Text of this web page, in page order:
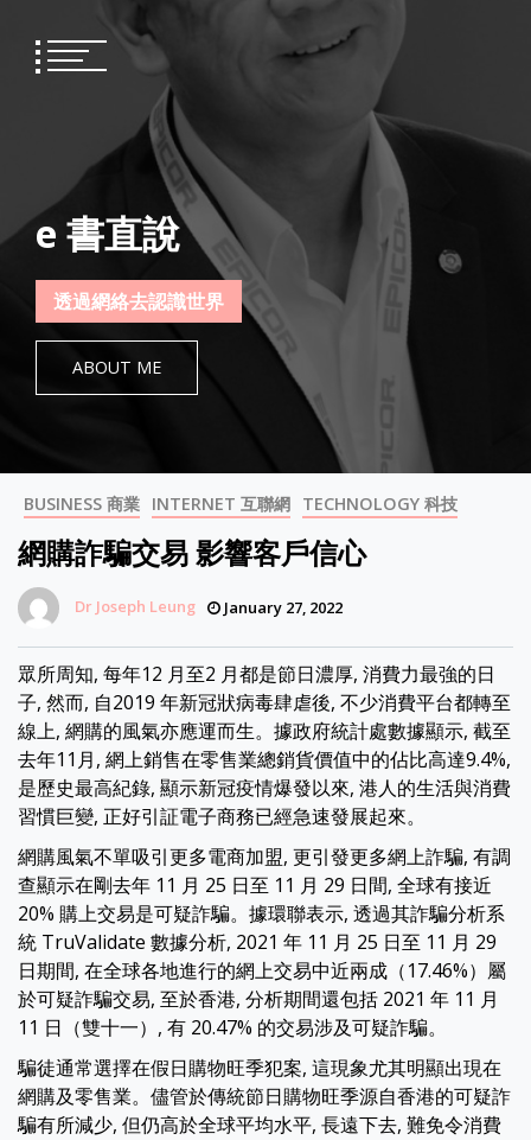
content
e 書直說
透過網絡去認識世界
ABOUT ME
BUSINESS 商業 INTERNET 互聯網 TECHNOLOGY 科技
網購詐騙交易 影響客戶信心
Dr Joseph Leung January 27, 2022
眾所周知, 每年12 月至2 月都是節日濃厚, 消費力最強的日
子, 然而, 自2019 年新冠狀病毒肆虐後, 不少消費平台都轉至
線上, 網購的風氣亦應運而生。據政府統計處數據顯示, 截至
去年11月, 網上銷售在零售業總銷貨價值中的佔比高達9.4%,
是歷史最高紀錄, 顯示新冠疫情爆發以來, 港人的生活與消費
習慣巨變, 正好引証電子商務已經急速發展起來。
網購風氣不單吸引更多電商加盟, 更引發更多網上詐騙, 有調
查顯示在剛去年 11 月 25 日至 11 月 29 日間, 全球有接近
20% 購上交易是可疑詐騙。據環聯表示, 透過其詐騙分析系
統 TruValidate 數據分析, 2021 年 11 月 25 日至 11 月 29
日期間, 在全球各地進行的網上交易中近兩成（17.46%）屬
於可疑詐騙交易, 至於香港, 分析期間還包括 2021 年 11 月
11 日（雙十一）, 有 20.47% 的交易涉及可疑詐騙。
騙徒通常選擇在假日購物旺季犯案, 這現象尤其明顯出現在
網購及零售業。儘管於傳統節日購物旺季源自香港的可疑詐
騙有所減少, 但仍高於全球平均水平, 長遠下去, 難免令消費